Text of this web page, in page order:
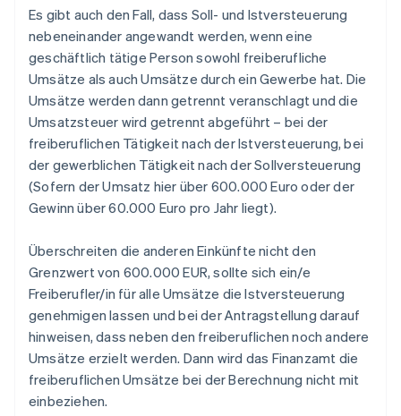
Es gibt auch den Fall, dass Soll- und Istversteuerung
nebeneinander angewandt werden, wenn eine
geschäftlich tätige Person sowohl freiberufliche
Umsätze als auch Umsätze durch ein Gewerbe hat. Die
Umsätze werden dann getrennt veranschlagt und die
Umsatzsteuer wird getrennt abgeführt – bei der
freiberuflichen Tätigkeit nach der Istversteuerung, bei
der gewerblichen Tätigkeit nach der Sollversteuerung
(Sofern der Umsatz hier über 600.000 Euro oder der
Gewinn über 60.000 Euro pro Jahr liegt).
Überschreiten die anderen Einkünfte nicht den
Grenzwert von 600.000 EUR, sollte sich ein/e
Freiberufler/in für alle Umsätze die Istversteuerung
genehmigen lassen und bei der Antragstellung darauf
hinweisen, dass neben den freiberuflichen noch andere
Umsätze erzielt werden. Dann wird das Finanzamt die
freiberuflichen Umsätze bei der Berechnung nicht mit
einbeziehen.